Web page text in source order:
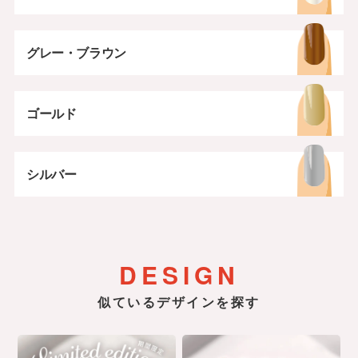
グレー・ブラウン
ゴールド
シルバー
DESIGN
似ているデザインを探す